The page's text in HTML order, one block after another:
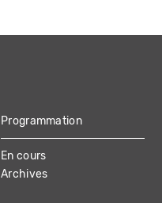
Programmation
En cours
Archives